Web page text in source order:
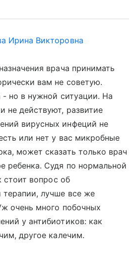
Ирина Викторовна
врача принимать
вам не советую.
но в нужной ситуации. На
не действуют, развитие
вирусных инфеций не
или нет у вас микробные
может сказать только врач
ребенка. Судя по нормальной
стоит вопрос об
терапии, лучше все же
очень много побочных
у антибиотиков: как
другое калечим.